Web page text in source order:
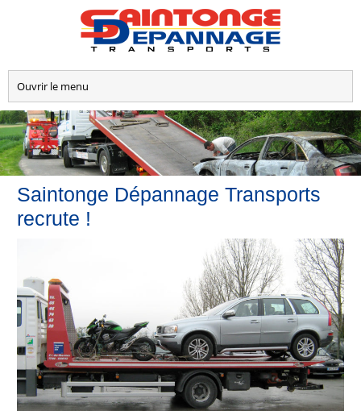
Saintonge Dépannage Transports
recrute !